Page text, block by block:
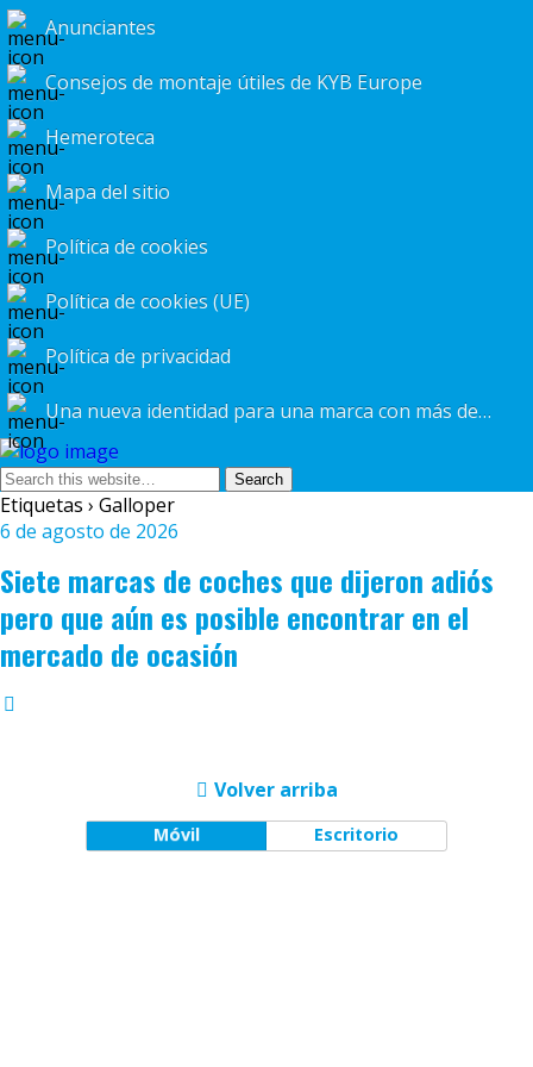
Anunciantes
Consejos de montaje útiles de KYB Europe
Hemeroteca
Mapa del sitio
Política de cookies
Política de cookies (UE)
Política de privacidad
Una nueva identidad para una marca con más de 25 años de experiencia
Etiquetas › Galloper
6 de agosto de 2026
Siete marcas de coches que dijeron adiós
pero que aún es posible encontrar en el
mercado de ocasión
Volver arriba
Móvil Escritorio